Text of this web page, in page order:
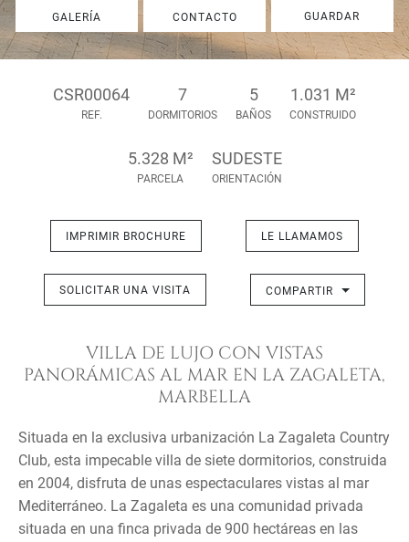
GALERÍA CONTACTO GUARDAR
CSR00064
REF.
7
DORMITORIOS
5
BAÑOS
1.031 M²
CONSTRUIDO
5.328 M²
PARCELA
SUDESTE
ORIENTACIÓN
IMPRIMIR BROCHURE LE LLAMAMOS
SOLICITAR UNA VISITA COMPARTIR
VILLA DE LUJO CON VISTAS
PANORÁMICAS AL MAR EN LA ZAGALETA,
MARBELLA
Situada en la exclusiva urbanización La Zagaleta Country
Club, esta impecable villa de siete dormitorios, construida
en 2004, disfruta de unas espectaculares vistas al mar
Mediterráneo. La Zagaleta es una comunidad privada
situada en una finca privada de 900 hectáreas en las